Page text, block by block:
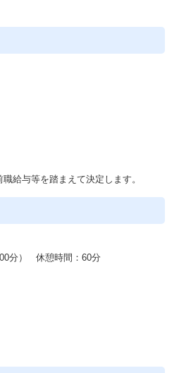
給与等を踏まえて決定します。
分） 休憩時間：60分